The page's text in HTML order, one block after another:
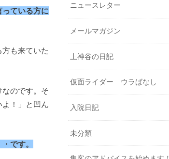
ている方に
も来ていた
のです。そ
！」と凹ん
です。
ニュースレター
メールマガジン
上神谷の日記
仮面ライダー ウラばなし
入院日記
未分類